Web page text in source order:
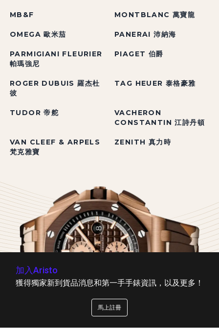
MB&F MONTBLANC 萬寶龍
OMEGA 歐米茄 PANERAI 沛納海
PARMIGIANI FLEURIER
帕瑪強尼
PIAGET 伯爵
ROGER DUBUIS 羅杰杜
彼
TAG HEUER 泰格豪雅
TUDOR 帝舵
VACHERON
CONSTANTIN 江詩丹頓
VAN CLEEF & ARPELS
梵克雅寶
ZENITH 真力時
加入Aristo
獲得獨家新到貨品消息和第一手手錶資訊，以及更多！
馬上註冊